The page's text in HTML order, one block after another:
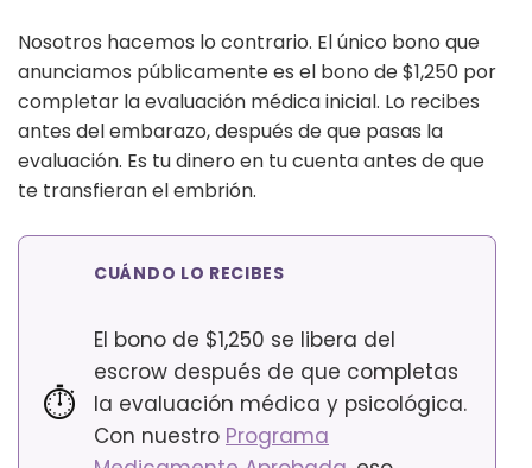
Nosotros hacemos lo contrario. El único bono que
anunciamos públicamente es el bono de $1,250 por
completar la evaluación médica inicial. Lo recibes
antes del embarazo, después de que pasas la
evaluación. Es tu dinero en tu cuenta antes de que
te transfieran el embrión.
⏱
CUÁNDO LO RECIBES
El bono de $1,250 se libera del
escrow después de que completas
la evaluación médica y psicológica.
Con nuestro Programa